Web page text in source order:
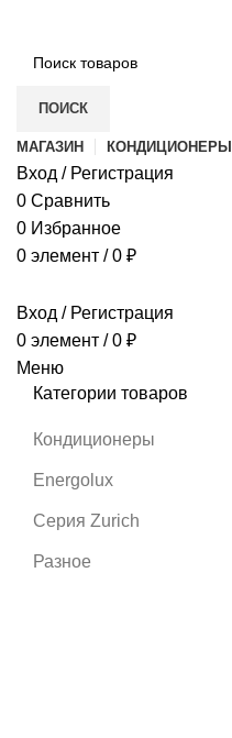
ПОИСК
МАГАЗИН КОНДИЦИОНЕРЫ
Вход / Регистрация
0 Сравнить
0 Избранное
0 элемент / 0 ₽
Вход / Регистрация
0 элемент / 0 ₽
Меню
Категории товаров
Кондиционеры
Energolux
Серия Zurich
Разное